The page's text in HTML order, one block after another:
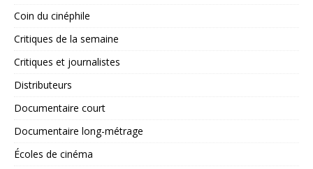
Coin du cinéphile
Critiques de la semaine
Critiques et journalistes
Distributeurs
Documentaire court
Documentaire long-métrage
Écoles de cinéma